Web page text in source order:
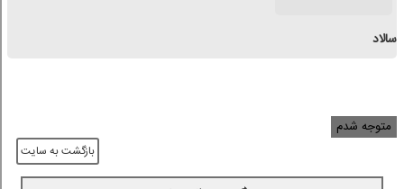
سالاد
متوجه شدم
بازگشت به سایت